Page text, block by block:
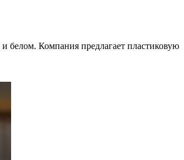
белом. Компания предлагает пластиковую